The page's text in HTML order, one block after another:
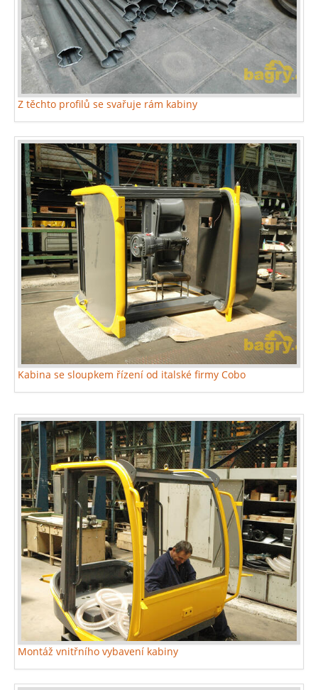
Z těchto profilů se svařuje rám kabiny
Kabina se sloupkem řízení od italské firmy Cobo
Montáž vnitřního vybavení kabiny